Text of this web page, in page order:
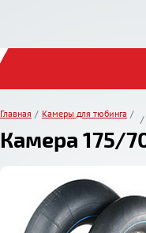
Главная Камеры для тюбинга
Камера 175/